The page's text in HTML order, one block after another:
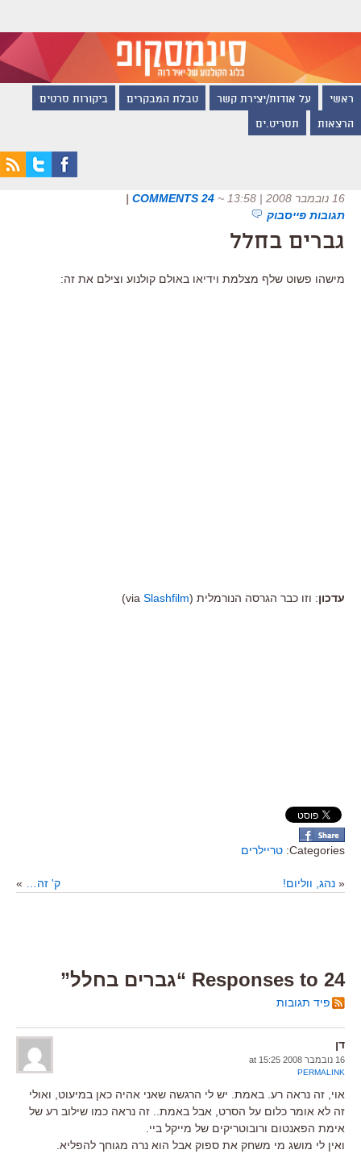
ראשי על אודות/יצירת קשר טבלת המבקרים ביקורות סרטים
הרצאות תסריט.ים
16 נובמבר 2008 | 13:58 ~
24 COMMENTS
|
תגובות פייסבוק
גברים בחלל
מישהו פשוט שלף מצלמת וידיאו באולם קולנוע וצילם את זה:
עדכון: וזו כבר הגרסה הנורמלית (viaSlashfilm
)
Categories: טריילרים
« נהג, ווליום! ק' זה… »
24 Responses to “גברים בחלל”
פיד תגובות
דן
16 נובמבר 2008 at 15:25
PERMALINK
אוי, זה נראה רע. באמת. יש לי הרגשה שאני אהיה כאן במיעוט, ואולי
זה לא אומר כלום על הסרט, אבל באמת.. זה נראה כמו שילוב רע של
אימת הפאנטום ורובוטריקים של מייקל ביי.
ואין לי מושג מי משחק את ספוק אבל הוא נרה מגוחך להפליא.